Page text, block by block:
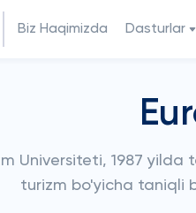
Biz Haqimizda Dasturlar
Universiteti, 1987
turizm bo'yicha taniqli